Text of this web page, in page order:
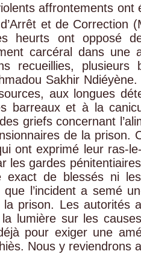
affrontements ont
et de Correction
heurts ont opposé
carcéral dans
recueillies,
Sakhir
aux longues
barreaux et à la
griefs concernant
de la prison.
ont exprimé leur ras-
les gardes
exact de blessés ni
que l’incident a semé
prison. Les autorités
lumière sur les
pour exiger une
Nous y reviendrons